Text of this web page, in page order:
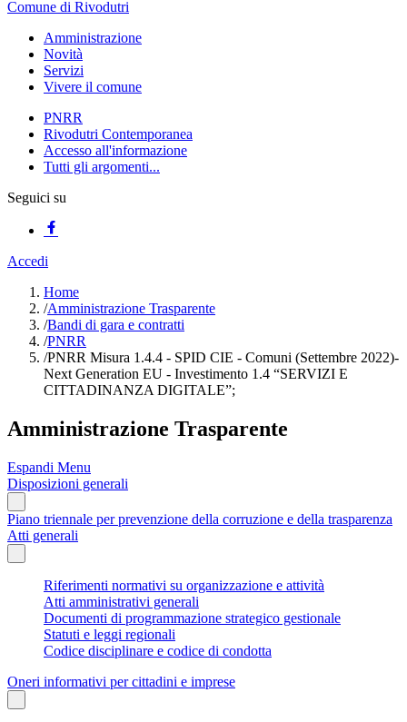
Comune di Rivodutri
Amministrazione
Novità
Servizi
Vivere il comune
PNRR
Rivodutri Contemporanea
Accesso all'informazione
Tutti gli argomenti...
Seguici su
Accedi
Home
/Amministrazione Trasparente
/Bandi di gara e contratti
/PNRR
/PNRR Misura 1.4.4 - SPID CIE - Comuni (Settembre 2022)-
Next Generation EU - Investimento 1.4 “SERVIZI E
CITTADINANZA DIGITALE”;
Amministrazione Trasparente
Espandi Menu
Disposizioni generali
Piano triennale per prevenzione della corruzione e della trasparenza
Atti generali
Riferimenti normativi su organizzazione e attività
Atti amministrativi generali
Documenti di programmazione strategico gestionale
Statuti e leggi regionali
Codice disciplinare e codice di condotta
Oneri informativi per cittadini e imprese